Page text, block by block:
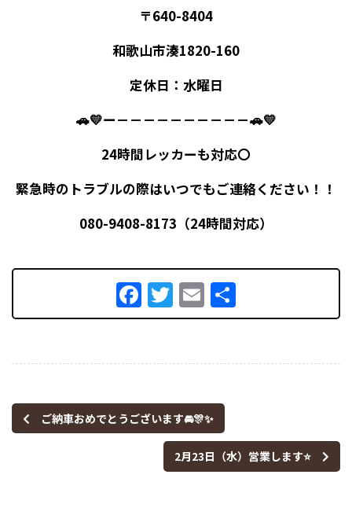
〒640-8404
和歌山市湊1820-160
定休日：水曜日
🚗💛ー－－－－－－－－－－🚗💛
24時間レッカーも対応〇
緊急時のトラブルの際はいつでもご連絡ください！！
080-9408-8173（24時間対応）
Facebook
Twitter
Email
有
ご納車おめでとうございます🚘🎊✨
2月23日（水）営業します⭐